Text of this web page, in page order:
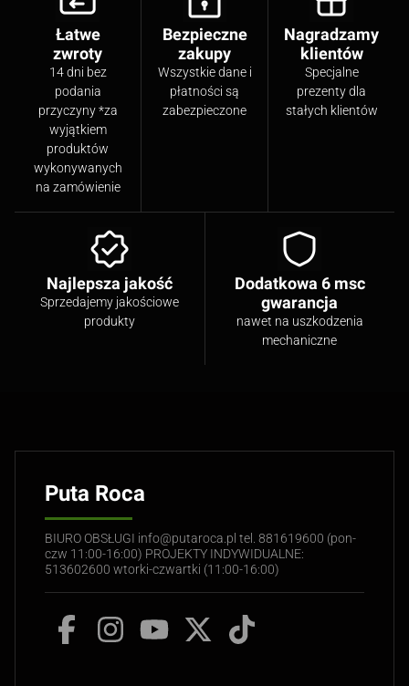
Łatwe
zwroty
14 dni bez
podania
przyczyny *za
wyjątkiem
produktów
wykonywanych
na zamówienie
Bezpieczne
zakupy
Wszystkie dane i
płatności są
zabezpieczone
Nagradzamy
klientów
Specjalne
prezenty dla
stałych klientów
Najlepsza jakość
Sprzedajemy jakościowe
produkty
Dodatkowa 6 msc
gwarancja
nawet na uszkodzenia
mechaniczne
Puta Roca
BIURO OBSŁUGI info@putaroca.pl tel. 881619600 (pon-
czw 11:00-16:00) PROJEKTY INDYWIDUALNE:
513602600 wtorki-czwartki (11:00-16:00)